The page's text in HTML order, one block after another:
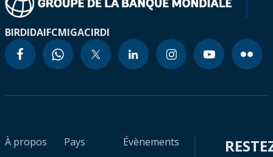
BIRDIDAIFCMIGACIRDI
À propos
Pays
Évènements